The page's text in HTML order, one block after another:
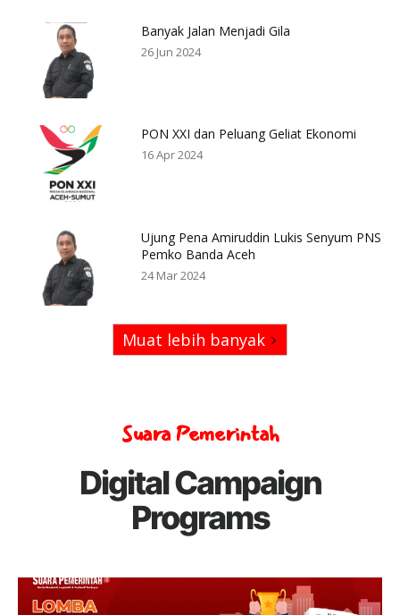
Banyak Jalan Menjadi Gila
26 Jun 2024
PON XXI dan Peluang Geliat Ekonomi
16 Apr 2024
Ujung Pena Amiruddin Lukis Senyum PNS
Pemko Banda Aceh
24 Mar 2024
Muat lebih banyak
Suara Pemerintah
Digital Campaign
Programs